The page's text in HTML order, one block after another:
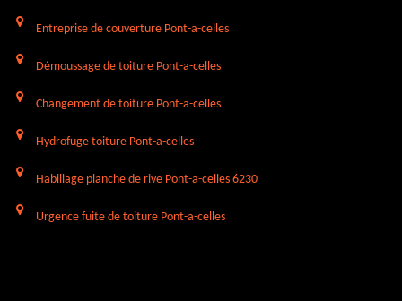
Entreprise de couverture Pont-a-celles
Démoussage de toiture Pont-a-celles
Changement de toiture Pont-a-celles
Hydrofuge toiture Pont-a-celles
Habillage planche de rive Pont-a-celles 6230
Urgence fuite de toiture Pont-a-celles